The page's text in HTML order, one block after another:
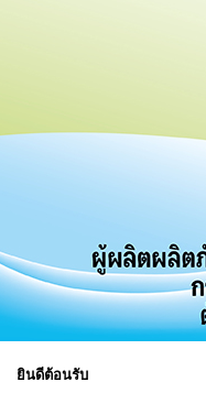
ยินดีต้อนรับ